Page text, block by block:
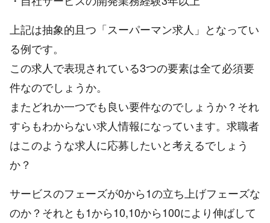
上記は抽象的且つ「スーパーマン求人」となってい
る例です。
この求人で表現されている3つの要素は全て必須要
件なのでしょうか。
またどれか一つでも良い要件なのでしょうか？それ
すらもわからない求人情報になっています。求職者
はこのような求人に応募したいと考えるでしょう
か？
サービスのフェーズが0から1の立ち上げフェーズな
のか？それとも1から10,10から100により伸ばして